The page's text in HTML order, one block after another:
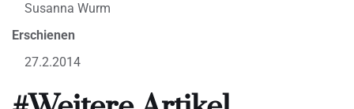
Susanna Wurm
Erschienen
27.2.2014